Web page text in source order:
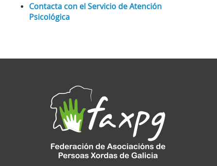
Contacta con el Servicio de Atención
Psicológica